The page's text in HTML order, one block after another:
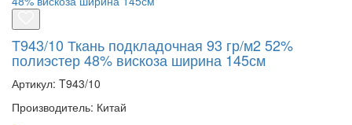
T943/10 Ткань подкладочная 93 гр/м2 52%
полиэстер 48% вискоза ширина 145см
Артикул: T943/10
Производитель: Китай